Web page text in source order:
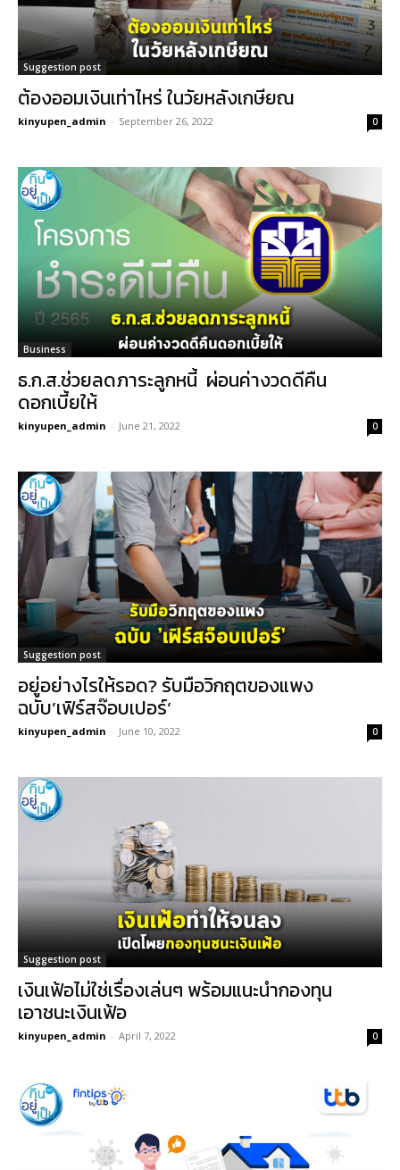
Suggestion post
ต้องออมเงินเท่าไหร่ ในวัยหลังเกษียณ
kinyupen_admin - September 26, 2022 0
Business
ธ.ก.ส.ช่วยลดภาระลูกหนี้ ผ่อนค่างวดดีคืน
ดอกเบี้ยให้
kinyupen_admin - June 21, 2022 0
Suggestion post
อยู่อย่างไรให้รอด? รับมือวิกฤตของแพง
ฉบับ’เฟิร์สจ๊อบเปอร์’
kinyupen_admin - June 10, 2022 0
Suggestion post
เงินเฟ้อไม่ใช่เรื่องเล่นๆ พร้อมแนะนำกองทุน
เอาชนะเงินเฟ้อ
kinyupen_admin - April 7, 2022 0